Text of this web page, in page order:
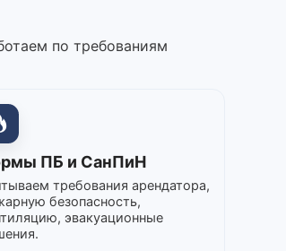
по требованиям
ПБ и СанПиН
требования арендатора,
безопасность,
эвакуационные